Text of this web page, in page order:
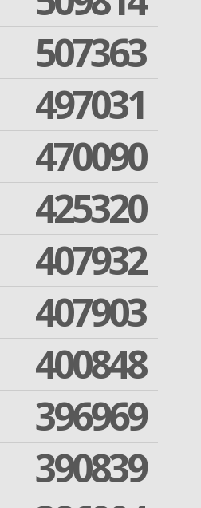
507363
497031
470090
425320
407932
407903
400848
396969
390839